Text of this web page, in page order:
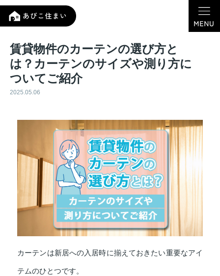
賃貸物件のカーテンの選び方と
は？カーテンのサイズや測り方に
ついてご紹介
2025.05.06
カーテンは新居への入居時に揃えておきたい重要なアイ
テムのひとつです。